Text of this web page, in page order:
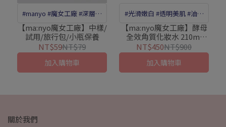
#manyo #魔女工廠 #深層清
潔 #溫和洗卸 #舒緩肌膚 #草
本精華#試用包#體驗組
【ma:nyo魔女工廠】中樣/
試用/旅行包/小瓶保養
NT$59NT$79
加入購物車
#光滑嫩白 #透明美肌 #油水
平衡 #角質護理 #滋養肌膚 #
青春露酵母 #酵母亮白
#Galactomy #植物酵素萃取
【ma:nyo魔女工廠】酵母
全效角質化妝水 210ml
EXP:2027/01/16
NT$450NT$900
加入購物車
關於我們